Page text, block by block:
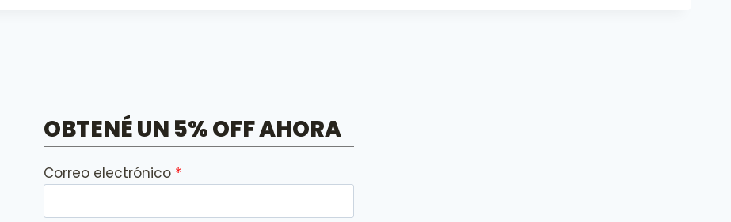
OBTENÉ UN 5% OFF AHORA
Correo electrónico